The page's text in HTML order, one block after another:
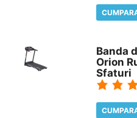
Banda
Orion
Sfaturi